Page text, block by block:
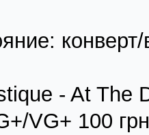
- At The
VG+ 100